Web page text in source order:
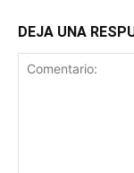
DEJA UNA